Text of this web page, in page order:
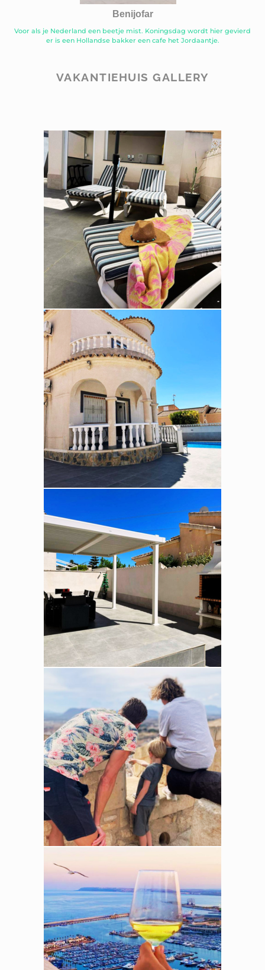
Benijofar
Voor als je Nederland een beetje mist. Koningsdag wordt hier gevierd
er is een Hollandse bakker een cafe het Jordaantje.
VAKANTIEHUIS GALLERY